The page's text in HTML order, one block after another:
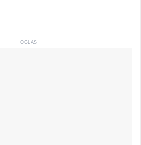
OGLAS